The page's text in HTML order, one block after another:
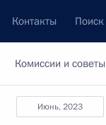
Контакты Поиск
Комиссии и советы
июнь, 2023